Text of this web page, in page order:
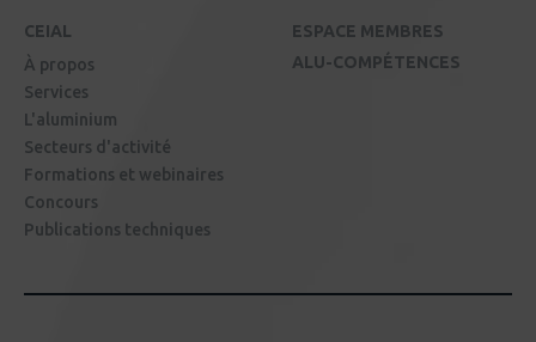
CEIAL
À propos
Services
L'aluminium
Secteurs d'activité
Formations et webinaires
Concours
Publications techniques
ESPACE MEMBRES
ALU-COMPÉTENCES